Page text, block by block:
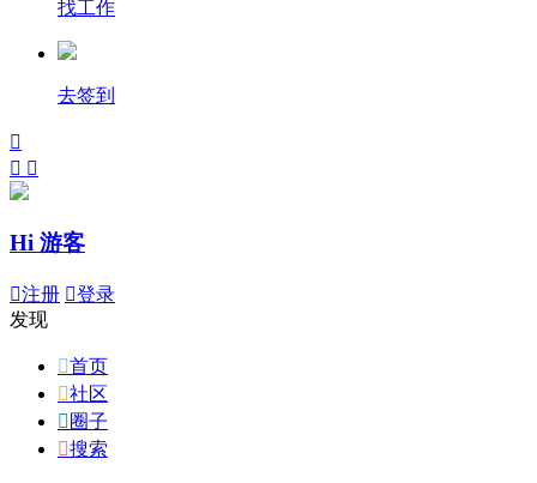
找工作
去签到

 
Hi 游客
注册 登录
发现
首页
社区
 圈子
搜索